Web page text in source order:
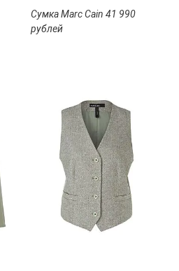
Сумка Marc Cain 41 990
рублей